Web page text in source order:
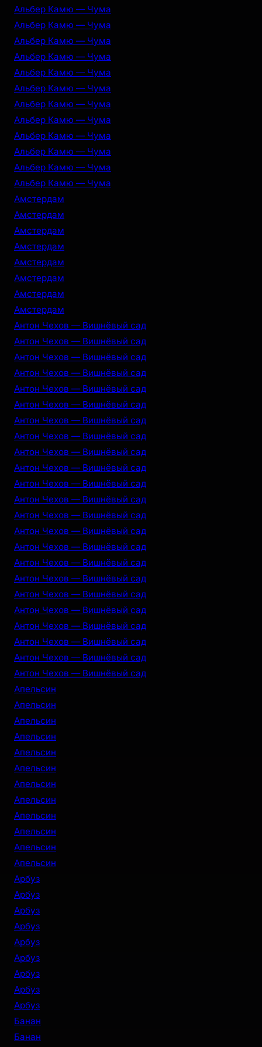
Альбер Камю — Чума
Альбер Камю — Чума
Альбер Камю — Чума
Альбер Камю — Чума
Альбер Камю — Чума
Альбер Камю — Чума
Альбер Камю — Чума
Альбер Камю — Чума
Альбер Камю — Чума
Альбер Камю — Чума
Альбер Камю — Чума
Альбер Камю — Чума
Амстердам
Амстердам
Амстердам
Амстердам
Амстердам
Амстердам
Амстердам
Амстердам
Антон Чехов — Вишнёвый сад
Антон Чехов — Вишнёвый сад
Антон Чехов — Вишнёвый сад
Антон Чехов — Вишнёвый сад
Антон Чехов — Вишнёвый сад
Антон Чехов — Вишнёвый сад
Антон Чехов — Вишнёвый сад
Антон Чехов — Вишнёвый сад
Антон Чехов — Вишнёвый сад
Антон Чехов — Вишнёвый сад
Антон Чехов — Вишнёвый сад
Антон Чехов — Вишнёвый сад
Антон Чехов — Вишнёвый сад
Антон Чехов — Вишнёвый сад
Антон Чехов — Вишнёвый сад
Антон Чехов — Вишнёвый сад
Антон Чехов — Вишнёвый сад
Антон Чехов — Вишнёвый сад
Антон Чехов — Вишнёвый сад
Антон Чехов — Вишнёвый сад
Антон Чехов — Вишнёвый сад
Антон Чехов — Вишнёвый сад
Антон Чехов — Вишнёвый сад
Апельсин
Апельсин
Апельсин
Апельсин
Апельсин
Апельсин
Апельсин
Апельсин
Апельсин
Апельсин
Апельсин
Апельсин
Арбуз
Арбуз
Арбуз
Арбуз
Арбуз
Арбуз
Арбуз
Арбуз
Арбуз
Банан
Банан